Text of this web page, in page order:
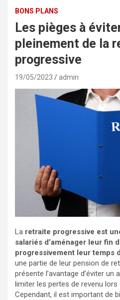
BONS PLANS
Les pièges à
pleinement de la
progressive
19/05/2023 admin
La retraite progressive est
salariés d’aménager leur fin
progressivement leur temps
une partie de leur pension de
présente l’avantage d’éviter un
limiter les pertes de revenu
Cependant, il est important de